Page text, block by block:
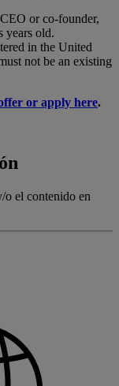
or co-founder,
years old.
in the United
not be an existing
or apply here.
o el contenido en